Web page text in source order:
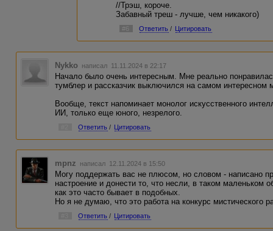
//Трэш, короче.
Забавный треш - лучше, чем никакого)
#6 Ответить / Цитировать
Nykko написал 11.11.2024 в 22:17
Начало было очень интересным. Мне реально
тумблер и рассказчик выключился на самом интересном
Вообще, текст напоминает монолог искусственного
ИИ, только еще юного, незрелого.
Ответить / Цитировать
mpnz написал 12.11.2024 в 15:50
Могу поддержать вас не плюсом, но словом - написано
настроение и донести то, что несли, в таком маленьком
как это часто бывает в подобных.
Но я не думаю, что это работа на конкурс мистического
Ответить / Цитировать